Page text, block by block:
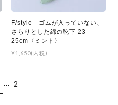
F/style - ゴムが入っていない、
さらりとした綿の靴下 23-
25cm〈ミント〉
¥1,650(内税)
… 2